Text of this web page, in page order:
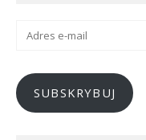
Adres
SUBSKRYBUJ